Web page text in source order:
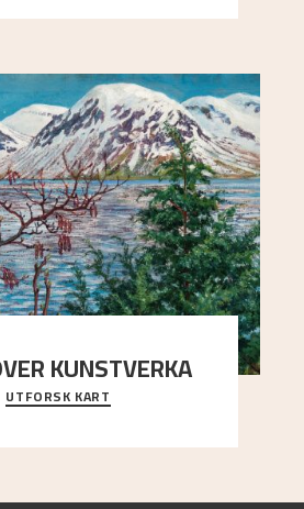
KUNSTVERKA
og utsiktene i Astrups malerier
UTFORSK KART